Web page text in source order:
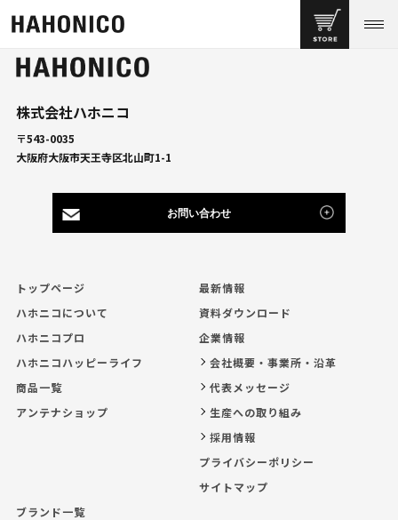
株式会社ハホニコ
〒543-0035
大阪府大阪市天王寺区北山町1-1
お問い合わせ
トップページ
ハホニコについて
ハホニコプロ
ハホニコハッピーライフ
商品一覧
アンテナショップ
ブランド一覧
最新情報
資料ダウンロード
企業情報
会社概要・事業所・沿革
代表メッセージ
生産への取り組み
採用情報
プライバシーポリシー
サイトマップ